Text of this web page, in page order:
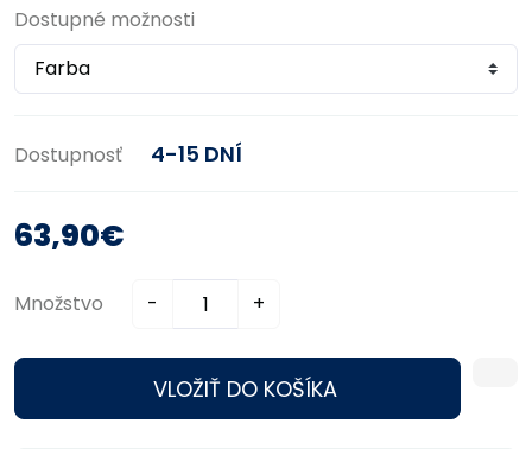
Dostupné možnosti
Dostupnosť 4-15 DNÍ
63,90€
Množstvo - +
VLOŽIŤ DO KOŠÍKA